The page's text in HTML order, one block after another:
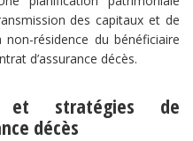
des capitaux et de
résidence du bénéficiaire
d’assurance décès.
et stratégies de
décès​